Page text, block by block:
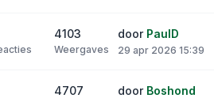
4103
Weergaves
door PaulD
29 apr 2026 15:39
4707 door Boshond